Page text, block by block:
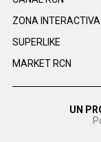
ZONA INTERACTIVA
SUPERLIKE
MARKET RCN
UN